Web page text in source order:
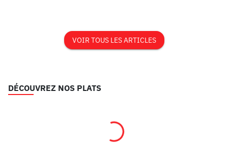
VOIR TOUS LES ARTICLES
DÉCOUVREZ NOS PLATS